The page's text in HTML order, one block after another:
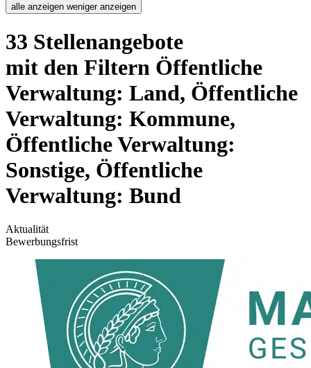
alle anzeigen weniger anzeigen
33 Stellenangebote
mit den Filtern Öffentliche
Verwaltung: Land, Öffentliche
Verwaltung: Kommune,
Öffentliche Verwaltung:
Sonstige, Öffentliche
Verwaltung: Bund
Aktualität
Bewerbungsfrist